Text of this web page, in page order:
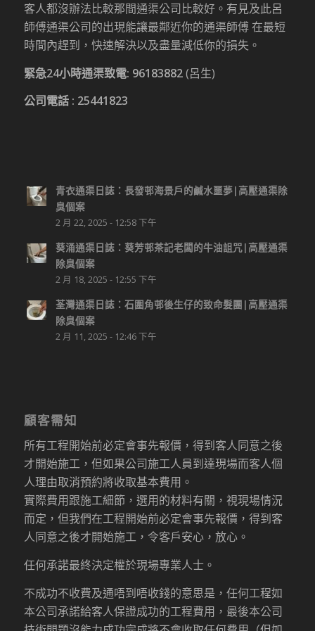
客人都沒辦法比較那間通渠公司比較好。有見及此呂
師傅通渠公司的出現能讓最鄰近你的通渠師傅 在最短
時間內趕到，快速解決以及盡量減低你的損失。
緊急24小時通渠致電: 96183882(呂生)
公司電話 : 25441823
青衣通渠日誌：長發邨海景戶的鹹水噩夢|高壓通渠除
臭個案
2 月 22, 2025 - 12:58 下午
葵涌通渠日誌：葵芳邨茶記老闆的牛油詛咒|高壓通渠
除臭個案
2 月 18, 2025 - 12:55 下午
荃灣通渠日誌：石圍角邨後生仔的致命髮團|高壓通渠
除臭個案
2 月 11, 2025 - 12:46 下午
顧客需知
所有工程開始前必定會事先報價，得到客人同意之後
才開始施工，但如果公司施工人員到達現場而客人個
人理由取消預約將收取基本費用。
實際費用跟施工細節，選用的材料有關，視現場情況
而定，但我們在工程開始前必定會事先報價，得到客
人同意之後才開始施工，令客戶安心，放心。
任何承諾最終決定權於現場專業人士。
不成功不收費及通唔到唔收錢的意思是，任何工程如
本公司承諾給客人保證成功的工程費用，最後本公司